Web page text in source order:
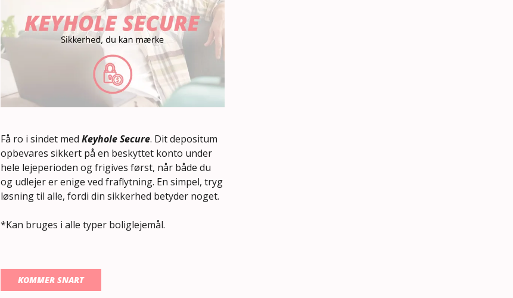
Få ro i sindet med Keyhole Secure. Dit depositum
opbevares sikkert på en beskyttet konto under
hele lejeperioden og frigives først, når både du
og udlejer er enige ved fraflytning. En simpel, tryg
løsning til alle, fordi din sikkerhed betyder noget.
*Kan bruges i alle typer boliglejemål.
KOMMER SNART